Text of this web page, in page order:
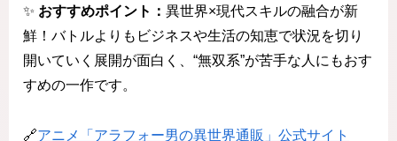
✨ おすすめポイント： 異世界×現代スキルの融合が新
鮮！バトルよりもビジネスや生活の知恵で状況を切り
開いていく展開が面白く、“無双系”が苦手な人にもおす
すめの一作です。
🔗アニメ「アラフォー男の異世界通販」公式サイト